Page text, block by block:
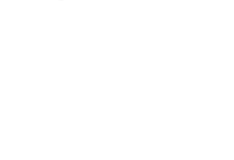
Accessoires rund um
und Essen - Raum für
und Wohlbehagen!
Sie gern!